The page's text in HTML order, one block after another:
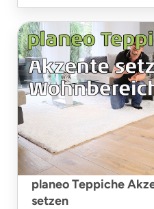
planeo Teppiche
setzen